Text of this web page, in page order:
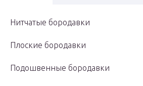
Нитчатые бородавки
Плоские бородавки
Подошвенные бородавки